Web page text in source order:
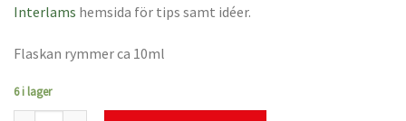
Interlams hemsida för tips samt idéer.
Flaskan rymmer ca 10ml
6 i lager